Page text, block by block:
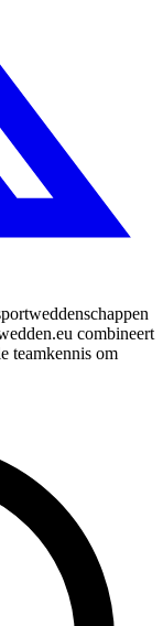
combineert
teamkennis om